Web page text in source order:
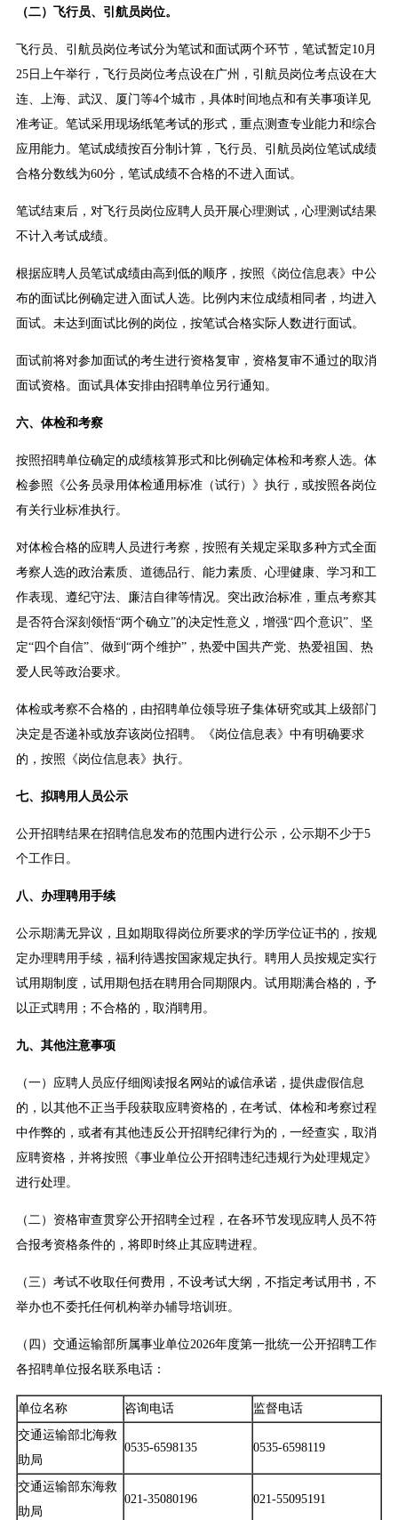
（二）飞行员、引航员岗位。
飞行员、引航员岗位考试分为笔试和面试两个环节，笔试暂定10月
25日上午举行，飞行员岗位考点设在广州，引航员岗位考点设在大
连、上海、武汉、厦门等4个城市，具体时间地点和有关事项详见
准考证。笔试采用现场纸笔考试的形式，重点测查专业能力和综合
应用能力。笔试成绩按百分制计算，飞行员、引航员岗位笔试成绩
合格分数线为60分，笔试成绩不合格的不进入面试。
笔试结束后，对飞行员岗位应聘人员开展心理测试，心理测试结果
不计入考试成绩。
根据应聘人员笔试成绩由高到低的顺序，按照《岗位信息表》中公
布的面试比例确定进入面试人选。比例内末位成绩相同者，均进入
面试。未达到面试比例的岗位，按笔试合格实际人数进行面试。
面试前将对参加面试的考生进行资格复审，资格复审不通过的取消
面试资格。面试具体安排由招聘单位另行通知。
六、体检和考察
按照招聘单位确定的成绩核算形式和比例确定体检和考察人选。体
检参照《公务员录用体检通用标准（试行）》执行，或按照各岗位
有关行业标准执行。
对体检合格的应聘人员进行考察，按照有关规定采取多种方式全面
考察人选的政治素质、道德品行、能力素质、心理健康、学习和工
作表现、遵纪守法、廉洁自律等情况。突出政治标准，重点考察其
是否符合深刻领悟“两个确立”的决定性意义，增强“四个意识”、坚
定“四个自信”、做到“两个维护”，热爱中国共产党、热爱祖国、热
爱人民等政治要求。
体检或考察不合格的，由招聘单位领导班子集体研究或其上级部门
决定是否递补或放弃该岗位招聘。《岗位信息表》中有明确要求
的，按照《岗位信息表》执行。
七、拟聘用人员公示
公开招聘结果在招聘信息发布的范围内进行公示，公示期不少于5
个工作日。
八、办理聘用手续
公示期满无异议，且如期取得岗位所要求的学历学位证书的，按规
定办理聘用手续，福利待遇按国家规定执行。聘用人员按规定实行
试用期制度，试用期包括在聘用合同期限内。试用期满合格的，予
以正式聘用；不合格的，取消聘用。
九、其他注意事项
（一）应聘人员应仔细阅读报名网站的诚信承诺，提供虚假信息
的，以其他不正当手段获取应聘资格的，在考试、体检和考察过程
中作弊的，或者有其他违反公开招聘纪律行为的，一经查实，取消
应聘资格，并将按照《事业单位公开招聘违纪违规行为处理规定》
进行处理。
（二）资格审查贯穿公开招聘全过程，在各环节发现应聘人员不符
合报考资格条件的，将即时终止其应聘进程。
（三）考试不收取任何费用，不设考试大纲，不指定考试用书，不
举办也不委托任何机构举办辅导培训班。
（四）交通运输部所属事业单位2026年度第一批统一公开招聘工作
各招聘单位报名联系电话：
单位名称 咨询电话
监督电话
交通运输部北海救
助局
0535-6598135 0535-6598119
交通运输部东海救
助局
021-35080196 021-55095191